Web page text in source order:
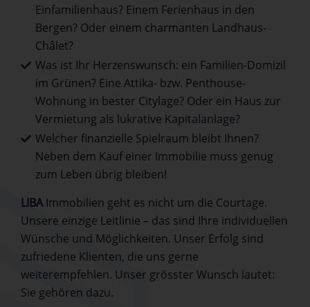
Einfamilienhaus? Einem Ferienhaus in den
Bergen? Oder einem charmanten Landhaus-
Châlet?
Was ist Ihr Herzenswunsch: ein Familien-Domizil
im Grünen? Eine Attika- bzw. Penthouse-
Wohnung in bester Citylage? Oder ein Haus zur
Vermietung als lukrative Kapitalanlage?
Welcher finanzielle Spielraum bleibt Ihnen?
Neben dem Kauf einer Immobilie muss genug
zum Leben übrig bleiben!
LIBAImmobilien geht es nicht um die Courtage.
Unsere einzige Leitlinie – das sind Ihre individuellen
Wünsche und Möglichkeiten. Unser Erfolg sind
zufriedene Klienten, die uns gerne
weiterempfehlen. Unser grösster Wunsch lautet:
Sie gehören dazu.